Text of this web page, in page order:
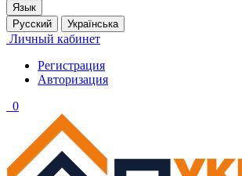
Язык
Русский
Українська
Личный кабинет
Регистрация
Авторизация
0